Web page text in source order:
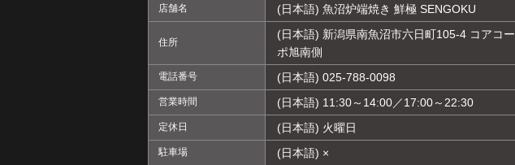
店舗名 (日本語) 魚沼炉端焼き 鮮極 SENGOKU
住所
(日本語) 新潟県南魚沼市六日町105-4 コアコー
ポ旭南側
電話番号 (日本語) 025-788-0098
営業時間 (日本語) 11:30～14:00／17:00～22:30
定休日 (日本語) 火曜日
駐車場 (日本語) ×